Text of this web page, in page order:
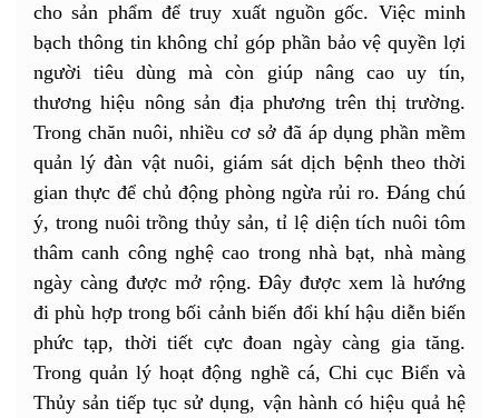
cho sản phẩm để truy xuất nguồn gốc. Việc minh
bạch thông tin không chỉ góp phần bảo vệ quyền lợi
người tiêu dùng mà còn giúp nâng cao uy tín,
thương hiệu nông sản địa phương trên thị trường.
Trong chăn nuôi, nhiều cơ sở đã áp dụng phần mềm
quản lý đàn vật nuôi, giám sát dịch bệnh theo thời
gian thực để chủ động phòng ngừa rủi ro. Đáng chú
ý, trong nuôi trồng thủy sản, tỉ lệ diện tích nuôi tôm
thâm canh công nghệ cao trong nhà bạt, nhà màng
ngày càng được mở rộng. Đây được xem là hướng
đi phù hợp trong bối cảnh biến đổi khí hậu diễn biến
phức tạp, thời tiết cực đoan ngày càng gia tăng.
Trong quản lý hoạt động nghề cá, Chi cục Biển và
Thủy sản tiếp tục sử dụng, vận hành có hiệu quả hệ